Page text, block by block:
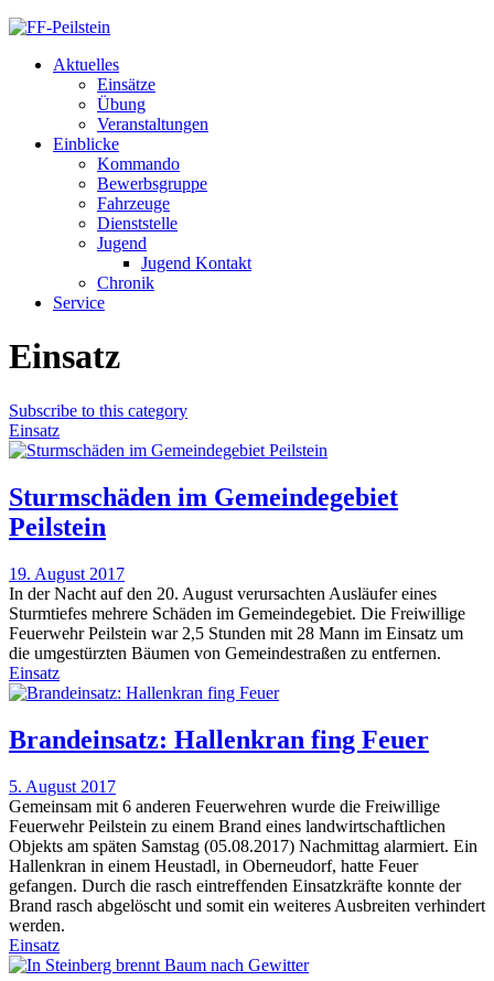
Aktuelles
Einsätze
Übung
Veranstaltungen
Einblicke
Kommando
Bewerbsgruppe
Fahrzeuge
Dienststelle
Jugend
Jugend Kontakt
Chronik
Service
Einsatz
Subscribe to this category
Einsatz
Sturmschäden im Gemeindegebiet
Peilstein
19. August 2017
In der Nacht auf den 20. August verursachten Ausläufer eines
Sturmtiefes mehrere Schäden im Gemeindegebiet. Die Freiwillige
Feuerwehr Peilstein war 2,5 Stunden mit 28 Mann im Einsatz um
die umgestürzten Bäumen von Gemeindestraßen zu entfernen.
Einsatz
Brandeinsatz: Hallenkran fing Feuer
5. August 2017
Gemeinsam mit 6 anderen Feuerwehren wurde die Freiwillige
Feuerwehr Peilstein zu einem Brand eines landwirtschaftlichen
Objekts am späten Samstag (05.08.2017) Nachmittag alarmiert. Ein
Hallenkran in einem Heustadl, in Oberneudorf, hatte Feuer
gefangen. Durch die rasch eintreffenden Einsatzkräfte konnte der
Brand rasch abgelöscht und somit ein weiteres Ausbreiten verhindert
werden.
Einsatz